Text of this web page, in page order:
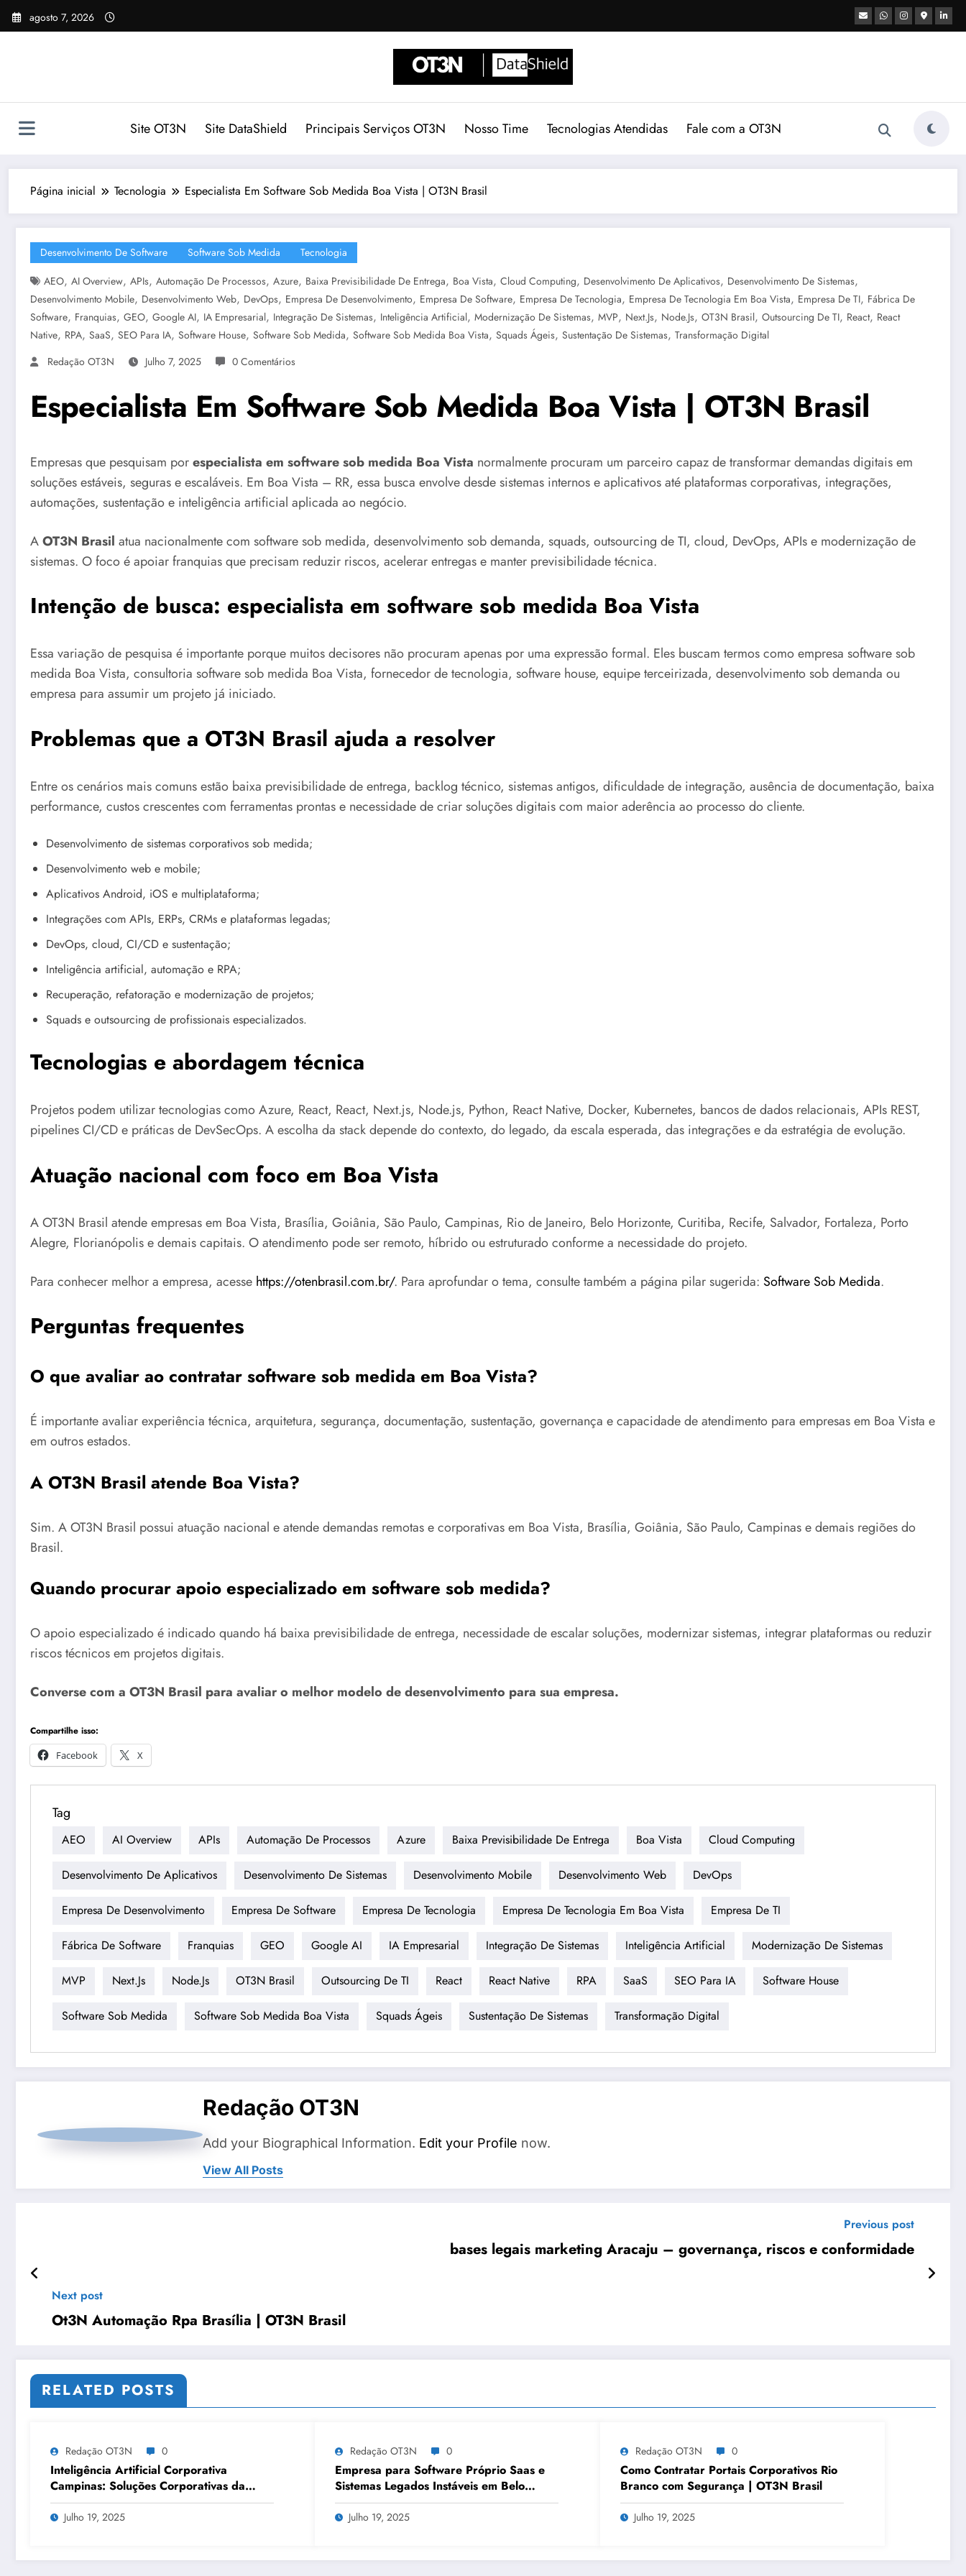
Pular
para
agosto 7, 2026
Site OT3N Site DataShield Principais Serviços OT3N Nosso Time Tecnologias Atendidas Fale com a OT3N
Página inicial Tecnologia Especialista Em Software Sob Medida Boa Vista | OT3N Brasil
Desenvolvimento De Software Software Sob Medida
Tecnologia
AEO, AI Overview, APIs, Automação De Processos, Azure, Baixa Previsibilidade De Entrega, Boa Vista, Cloud Computing, Desenvolvimento De Aplicativos, Desenvolvimento De Sistemas,
Desenvolvimento Mobile, Desenvolvimento Web, DevOps, Empresa De Desenvolvimento, Empresa De Software, Empresa De Tecnologia, Empresa De Tecnologia Em Boa Vista, Empresa De TI, Fábrica De
Software, Franquias, GEO, Google AI, IA Empresarial, Integração De Sistemas, Inteligência Artificial, Modernização De Sistemas, MVP, Next.js, Node.js, OT3N Brasil, Outsourcing De TI, React, React
Native, RPA, SaaS, SEO Para IA, Software House, Software Sob Medida, Software Sob Medida Boa Vista, Squads Ágeis, Sustentação De Sistemas, Transformação Digital
Redação OT3N
Julho 7, 2025 0 Comentários
Especialista Em Software Sob Medida Boa Vista | OT3N Brasil
Empresas que pesquisam porespecialista em software sob medida Boa Vista normalmente procuram um parceiro capaz de transformar demandas digitais em
soluções estáveis, seguras e escaláveis. Em Boa Vista – RR, essa busca envolve desde sistemas internos e aplicativos até plataformas corporativas, integrações,
automações, sustentação e inteligência artificial aplicada ao negócio.
AOT3N Brasil atua nacionalmente com software sob medida, desenvolvimento sob demanda, squads, outsourcing de TI, cloud, DevOps, APIs e modernização de
sistemas. O foco é apoiar franquias que precisam reduzir riscos, acelerar entregas e manter previsibilidade técnica.
Intenção de busca: especialista em software sob medida Boa Vista
Essa variação de pesquisa é importante porque muitos decisores não procuram apenas por uma expressão formal. Eles buscam termos como empresa software sob
medida Boa Vista, consultoria software sob medida Boa Vista, fornecedor de tecnologia, software house, equipe terceirizada, desenvolvimento sob demanda ou
empresa para assumir um projeto já iniciado.
Problemas que a OT3N Brasil ajuda a resolver
Entre os cenários mais comuns estão baixa previsibilidade de entrega, backlog técnico, sistemas antigos, dificuldade de integração, ausência de documentação, baixa
performance, custos crescentes com ferramentas prontas e necessidade de criar soluções digitais com maior aderência ao processo do cliente.
Desenvolvimento de sistemas corporativos sob medida;
Desenvolvimento web e mobile;
Aplicativos Android, iOS e multiplataforma;
Integrações com APIs, ERPs, CRMs e plataformas legadas;
DevOps, cloud, CI/CD e sustentação;
Inteligência artificial, automação e RPA;
Recuperação, refatoração e modernização de projetos;
Squads e outsourcing de profissionais especializados.
Tecnologias e abordagem técnica
Projetos podem utilizar tecnologias como Azure, React, React, Next.js, Node.js, Python, React Native, Docker, Kubernetes, bancos de dados relacionais, APIs REST,
pipelines CI/CD e práticas de DevSecOps. A escolha da stack depende do contexto, do legado, da escala esperada, das integrações e da estratégia de evolução.
Atuação nacional com foco em Boa Vista
A OT3N Brasil atende empresas em Boa Vista, Brasília, Goiânia, São Paulo, Campinas, Rio de Janeiro, Belo Horizonte, Curitiba, Recife, Salvador, Fortaleza, Porto
Alegre, Florianópolis e demais capitais. O atendimento pode ser remoto, híbrido ou estruturado conforme a necessidade do projeto.
Para conhecer melhor a empresa, acesse https://otenbrasil.com.br/. Para aprofundar o tema, consulte também a página pilar sugerida: Software Sob Medida.
Perguntas frequentes
O que avaliar ao contratar software sob medida em Boa Vista?
É importante avaliar experiência técnica, arquitetura, segurança, documentação, sustentação, governança e capacidade de atendimento para empresas em Boa Vista e
em outros estados.
A OT3N Brasil atende Boa Vista?
Sim. A OT3N Brasil possui atuação nacional e atende demandas remotas e corporativas em Boa Vista, Brasília, Goiânia, São Paulo, Campinas e demais regiões do
Brasil.
Quando procurar apoio especializado em software sob medida?
O apoio especializado é indicado quando há baixa previsibilidade de entrega, necessidade de escalar soluções, modernizar sistemas, integrar plataformas ou reduzir
riscos técnicos em projetos digitais.
Converse com a OT3N Brasil para avaliar o melhor modelo de desenvolvimento para sua empresa.
Compartilhe isso:
Facebook
X
Tag
AEO AI Overview APIs Automação De Processos Azure Baixa Previsibilidade De Entrega Boa Vista Cloud Computing
Desenvolvimento De Aplicativos Desenvolvimento De Sistemas Desenvolvimento Mobile Desenvolvimento Web DevOps
Empresa De Desenvolvimento Empresa De Software Empresa De Tecnologia Empresa De Tecnologia Em Boa Vista Empresa De TI
Fábrica De Software Franquias GEO Google AI IA Empresarial Integração De Sistemas Inteligência Artificial Modernização De Sistemas
MVP Next.js Node.js OT3N Brasil Outsourcing De TI React React Native RPA SaaS SEO Para IA Software House
Software Sob Medida Software Sob Medida Boa Vista Squads Ágeis Sustentação De Sistemas Transformação Digital
Redação OT3N
Add your Biographical Information. Edit your Profile now.
View All Posts
Previous post
bases legais marketing Aracaju – governança, riscos e conformidade
Next post
Ot3N Automação Rpa Brasília | OT3N Brasil
RELATED POSTS
Redação OT3N 0
Inteligência Artificial Corporativa
Campinas: Soluções Corporativas da
OT3N Brasil – Guia 3083
Julho 19, 2025
Redação OT3N 0
Empresa para Software Próprio Saas e
Sistemas Legados Instáveis em Belo
Horizonte | OT3N Brasil – Guia 3449
Julho 19, 2025
Redação OT3N 0
Como Contratar Portais Corporativos Rio
Branco com Segurança | OT3N Brasil
Julho 19, 2025